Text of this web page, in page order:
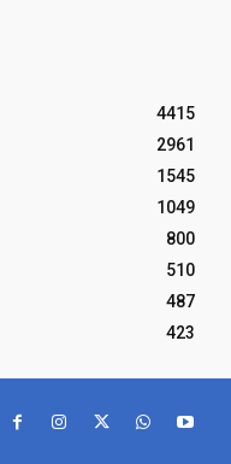
4415
2961
1545
1049
800
510
487
423